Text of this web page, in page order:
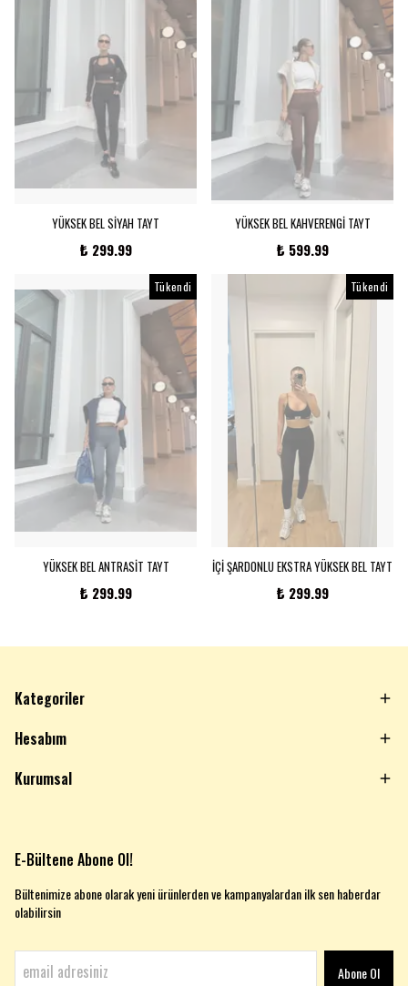
YÜKSEK BEL SİYAH TAYT
₺ 299.99
YÜKSEK BEL KAHVERENGİ TAYT
₺ 599.99
Tükendi
YÜKSEK BEL ANTRASİT TAYT
₺ 299.99
Tükendi
İÇİ ŞARDONLU EKSTRA YÜKSEK BEL TAYT
₺ 299.99
Kategoriler
Hesabım
Kurumsal
E-Bültene Abone Ol!
Bültenimize abone olarak yeni ürünlerden ve kampanyalardan ilk sen haberdar
olabilirsin
Abone Ol